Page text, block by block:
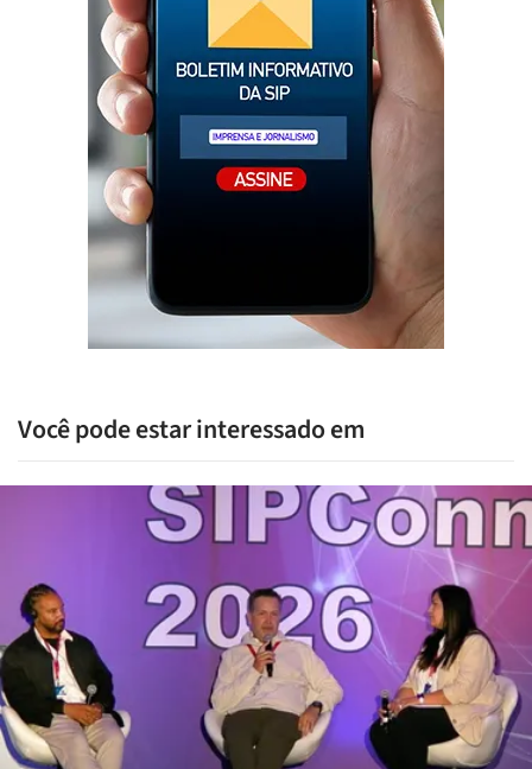
Você pode estar interessado em